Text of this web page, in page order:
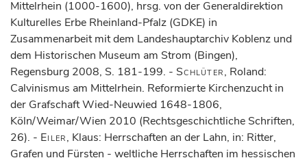
Mittelrhein (1000-1600), hrsg. von der Generaldirektion
Kulturelles Erbe Rheinland-Pfalz (GDKE) in
Zusammenarbeit mit dem Landeshauptarchiv Koblenz und
dem Historischen Museum am Strom (Bingen),
Regensburg 2008, S. 181-199. - Schlüter, Roland:
Calvinismus am Mittelrhein. Reformierte Kirchenzucht in
der Grafschaft Wied-Neuwied 1648-1806,
Köln/Weimar/Wien 2010 (Rechtsgeschichtliche Schriften,
26). - Eiler, Klaus: Herrschaften an der Lahn, in: Ritter,
Grafen und Fürsten - weltliche Herrschaften im hessischen